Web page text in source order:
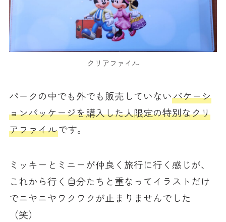
クリアファイル
パークの中でも外でも販売していないバケーシ
ョンパッケージを購入した人限定の特別なクリ
アファイルです。
ミッキーとミニーが仲良く旅行に行く感じが、
これから行く自分たちと重なってイラストだけ
でニヤニヤワクワクが止まりませんでした
（笑）